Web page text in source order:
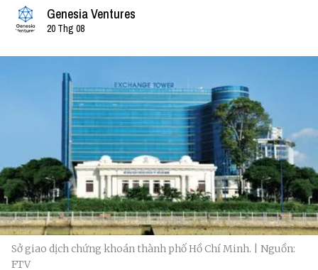
Genesia Ventures
20 Thg 08
Sở giao dịch chứng khoán thành phố Hồ Chí Minh. | Nguồn:
FTV